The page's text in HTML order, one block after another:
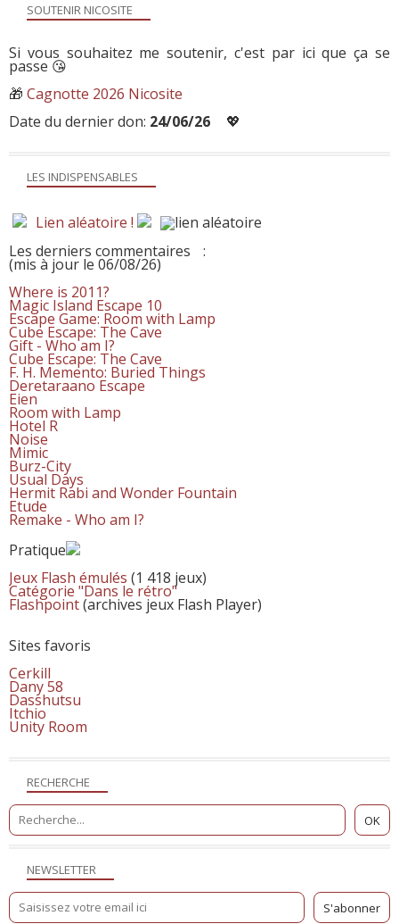
NEWSLETTER
RECHERCHE
LES INDISPENSABLES
Lien aléatoire !
Les derniers commentaires
:
(mis à jour le 06/08/26)
Where is 2011?
Magic Island Escape 10
Escape Game: Room with Lamp
Cube Escape: The Cave
Gift - Who am I?
Cube Escape: The Cave
F. H. Memento: Buried Things
Deretaraano Escape
Eien
Room with Lamp
Hotel R
Noise
Mimic
Burz-City
Usual Days
Hermit Rabi and Wonder Fountain
Etude
Remake - Who am I?
Pratique
Jeux Flash émulés (1 418 jeux)
Catégorie "Dans le rétro"
Flashpoint(archives jeux Flash Player)
Sites favoris
Cerkill
Dany 58
Dasshutsu
Itchio
Unity Room
SOUTENIR NICOSITE
Si vous souhaitez me soutenir, c'est par ici que ça se
passe 😘
🎁 Cagnotte 2026 Nicosite
Date du dernier don: 24/06/26 💖